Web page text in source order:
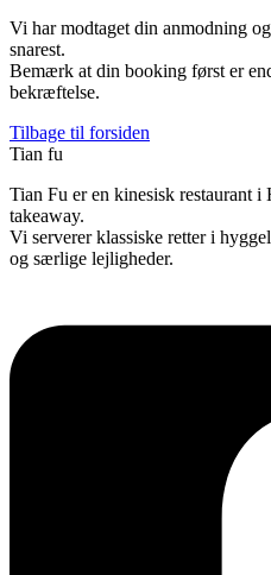
Vi har modtaget din anmodning
snarest.
Bemærk at din booking først er
bekræftelse.
Tilbage til forsiden
Tian fu
Tian Fu er en kinesisk restaurant i
takeaway.
Vi serverer klassiske retter i
og særlige lejligheder.